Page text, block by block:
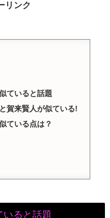
リンク
ていると話題
賀来賢人が似ている!
ている点は？
いると話題